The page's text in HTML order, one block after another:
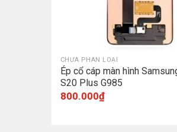
CHƯA PHÂN LOẠI
Ép cổ cáp màn hình
S20 Plus G985
800.000₫